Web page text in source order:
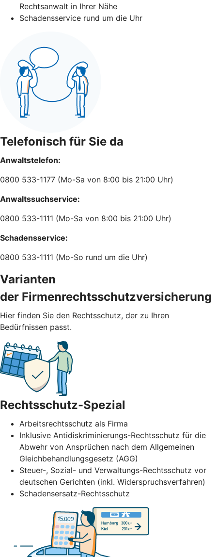
Rechtsanwalt in Ihrer Nähe
Schadensservice rund um die Uhr
Telefonisch für Sie da
Anwaltstelefon:
0800 533-1177 (Mo-Sa von 8:00 bis 21:00 Uhr)
Anwaltssuchservice:
0800 533-1111 (Mo-Sa von 8:00 bis 21:00 Uhr)
Schadensservice:
0800 533-1111 (Mo-So rund um die Uhr)
Varianten
der Firmenrechtsschutzversicherung
Hier finden Sie den Rechtsschutz, der zu Ihren
Bedürfnissen passt.
Rechtsschutz-Spezial
Arbeitsrechtsschutz als Firma
Inklusive Antidiskriminierungs-Rechtsschutz für die
Abwehr von Ansprüchen nach dem Allgemeinen
Gleichbehandlungsgesetz (AGG)
Steuer-, Sozial- und Verwaltungs-Rechtsschutz vor
deutschen Gerichten (inkl. Widerspruchsverfahren)
Schadensersatz-Rechtsschutz